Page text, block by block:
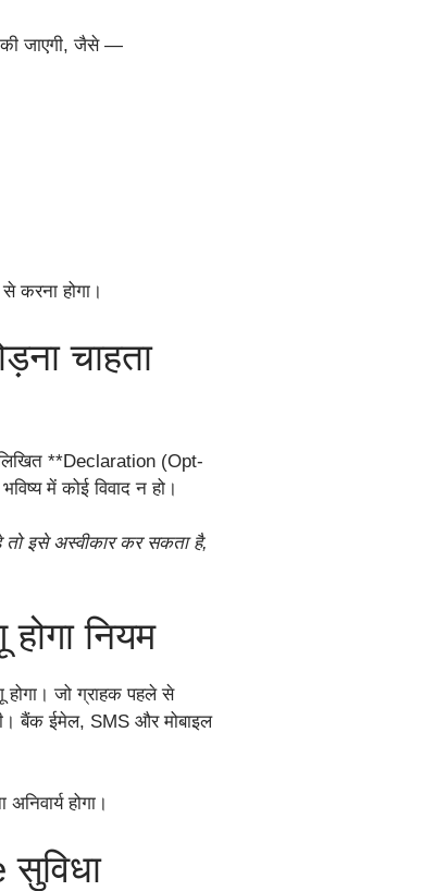
की जाएगी, जैसे —
करना होगा।
चाहता
**Declaration (Opt-
में कोई विवाद न हो।
तो इसे अस्वीकार कर सकता है,
नियम
होगा। जो ग्राहक पहले से
बैंक ईमेल, SMS और मोबाइल
होगा।